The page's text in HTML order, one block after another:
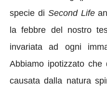
specie di Second Life
la febbre del nostro
invariata ad ogni
Abbiamo ipotizzato che
causata dalla natura